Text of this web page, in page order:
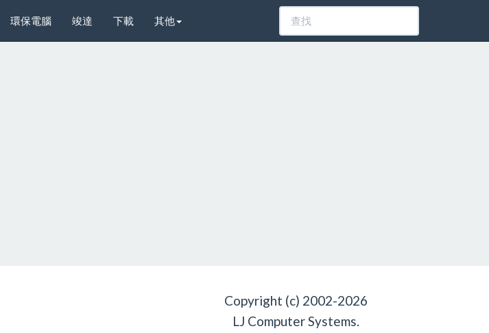
環保電腦 竣達 下載 其他
Copyright (c) 2002-2026
LJ Computer Systems.